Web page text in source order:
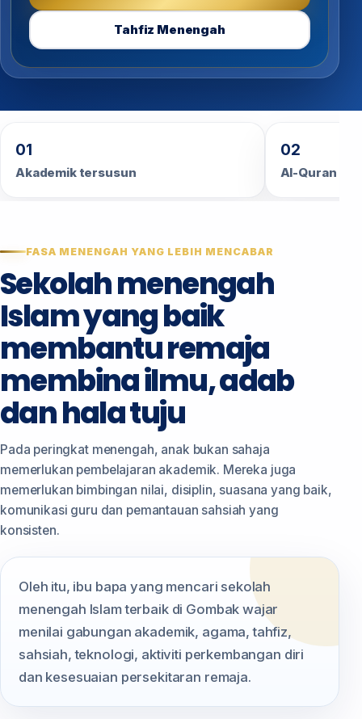
Tahfiz Menengah
01
Akademik tersusun
02
Al-Quran &
FASA MENENGAH YANG LEBIH MENCABAR
Sekolah menengah
Islam yang baik
membantu remaja
membina ilmu, adab
dan hala tuju
Pada peringkat menengah, anak bukan sahaja
memerlukan pembelajaran akademik. Mereka juga
memerlukan bimbingan nilai, disiplin, suasana yang baik,
komunikasi guru dan pemantauan sahsiah yang
konsisten.
Oleh itu, ibu bapa yang mencari sekolah
menengah Islam terbaik di Gombak wajar
menilai gabungan akademik, agama, tahfiz,
sahsiah, teknologi, aktiviti perkembangan diri
dan kesesuaian persekitaran remaja.